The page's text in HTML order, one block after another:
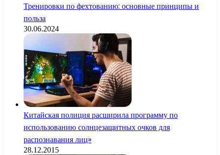
Тренировки по фехтованию: основные принципы и
польза
30.06.2024
Китайская полиция расширила программу по
использованию солнцезащитных очков для
распознавания лиц»
28.12.2015